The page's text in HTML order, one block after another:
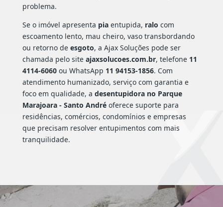
problema.
Se o imóvel apresenta piaentupida, ralo com
escoamento lento, mau cheiro, vaso transbordando
ou retorno de esgoto, a Ajax Soluções pode ser
chamada pelo site ajaxsolucoes.com.br, telefone 11
4114-6060ou WhatsApp 11 94153-1856. Com
atendimento humanizado, serviço com garantia e
foco em qualidade, a desentupidora no Parque
Marajoara - Santo Andréoferece suporte para
residências, comércios, condomínios e empresas
que precisam resolver entupimentos com mais
tranquilidade.